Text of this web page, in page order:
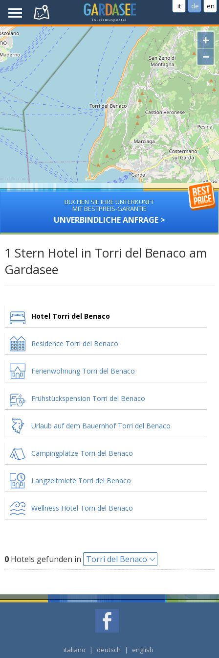
it de en
+
−
BUCHEN SIE IHRE UNTERKUNFT
MIT BESTPREIS-GARANTIE
UNVERBINDLICHE ANFRAGE >
1 Stern Hotel in Torri del Benaco am
Gardasee
Hotel Torri del Benaco
Residence Torri del Benaco
Ferienwohnung Torri del Benaco
Frühstückspension Torri del Benaco
Urlaub auf dem Bauernhof Torri del Benaco
Campingplätze Torri del Benaco
Langzeitmiete Torri del Benaco
Wellness Hotel Torri del Benaco
0Hotels gefunden in Torri del Benaco
italiano | deutsch | english